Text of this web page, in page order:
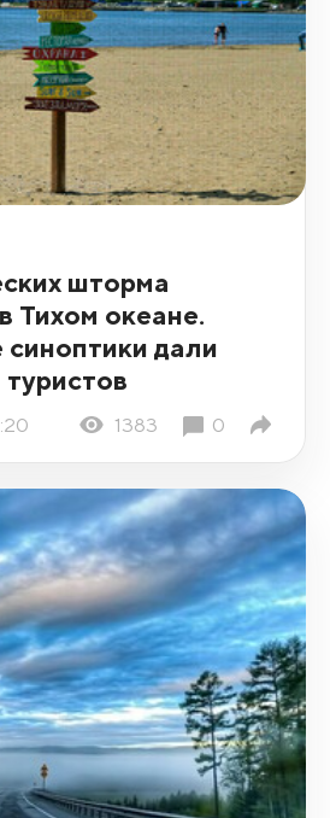
шторма
Тихом океане.
дали
1383 0